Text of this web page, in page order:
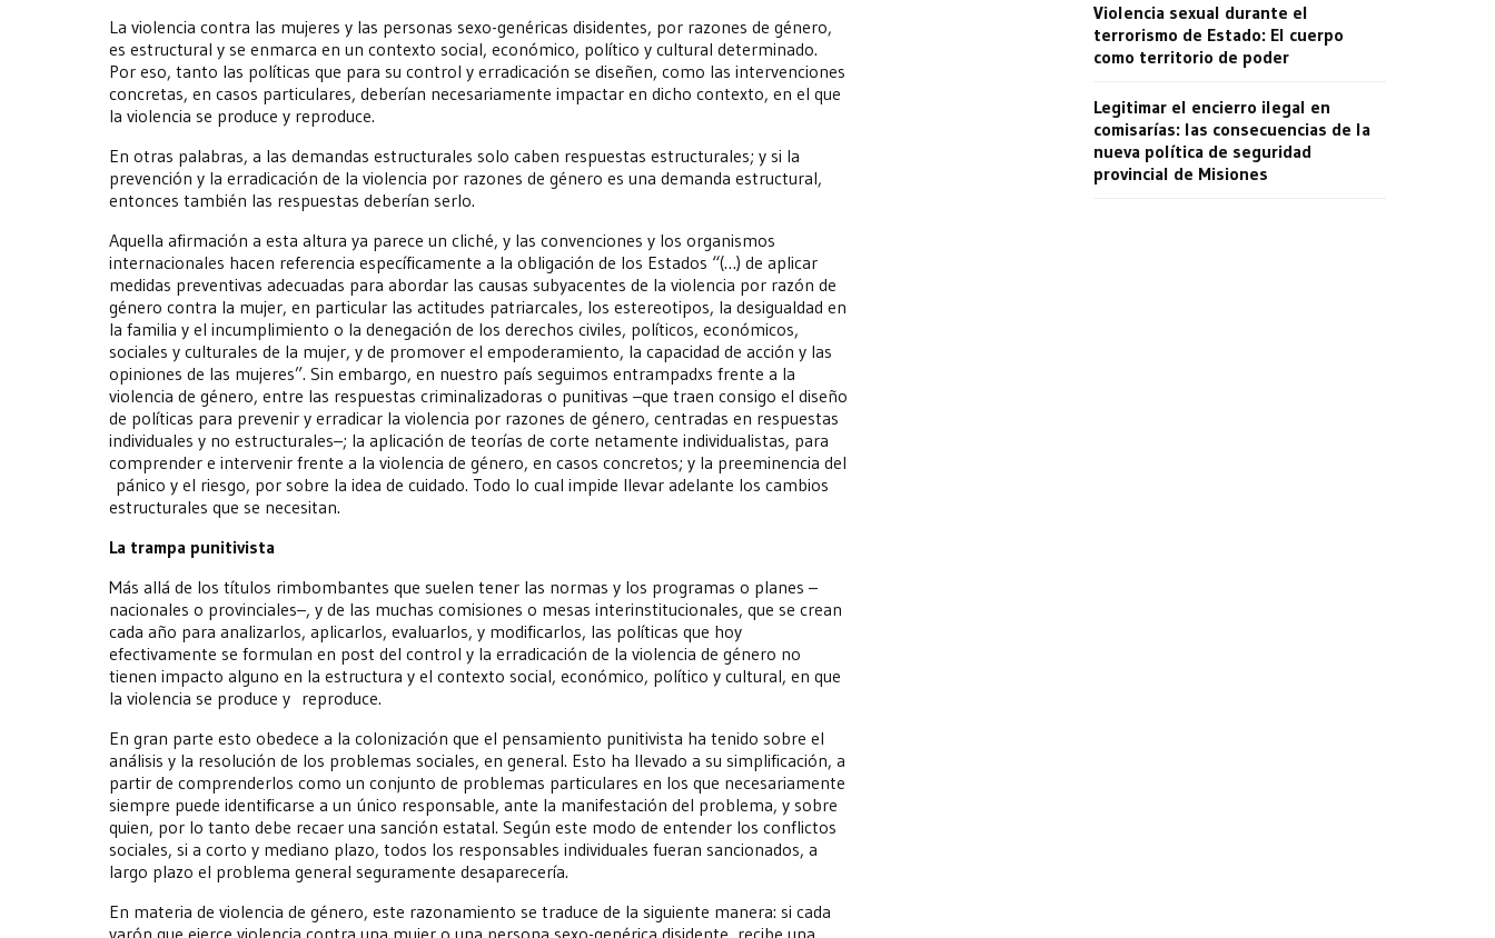
La violencia contra las mujeres y las personas sexo-genéricas disidentes, por razones de género,
es estructural y se enmarca en un contexto social, económico, político y cultural determinado.
Por eso, tanto las políticas que para su control y erradicación se diseñen, como las intervenciones
concretas, en casos particulares, deberían necesariamente impactar en dicho contexto, en el que
la violencia se produce y reproduce.
En otras palabras, a las demandas estructurales solo caben respuestas estructurales; y si la
prevención y la erradicación de la violencia por razones de género es una demanda estructural,
entonces también las respuestas deberían serlo.
Aquella afirmación a esta altura ya parece un cliché, y las convenciones y los organismos
internacionales hacen referencia específicamente a la obligación de los Estados “(…) de aplicar
medidas preventivas adecuadas para abordar las causas subyacentes de la violencia por razón de
género contra la mujer, en particular las actitudes patriarcales, los estereotipos, la desigualdad en
la familia y el incumplimiento o la denegación de los derechos civiles, políticos, económicos,
sociales y culturales de la mujer, y de promover el empoderamiento, la capacidad de acción y las
opiniones de las mujeres”. Sin embargo, en nuestro país seguimos entrampadxs frente a la
violencia de género, entre las respuestas criminalizadoras o punitivas –que traen consigo el diseño
de políticas para prevenir y erradicar la violencia por razones de género, centradas en respuestas
individuales y no estructurales–; la aplicación de teorías de corte netamente individualistas, para
comprender e intervenir frente a la violencia de género, en casos concretos; y la preeminencia del
pánico y el riesgo, por sobre la idea de cuidado. Todo lo cual impide llevar adelante los cambios
estructurales que se necesitan.
La trampa punitivista
Más allá de los títulos rimbombantes que suelen tener las normas y los programas o planes –
nacionales o provinciales–, y de las muchas comisiones o mesas interinstitucionales, que se crean
cada año para analizarlos, aplicarlos, evaluarlos, y modificarlos, las políticas que hoy
efectivamente se formulan en post del control y la erradicación de la violencia de género no
tienen impacto alguno en la estructura y el contexto social, económico, político y cultural, en que
la violencia se produce y reproduce.
En gran parte esto obedece a la colonización que el pensamiento punitivista ha tenido sobre el
análisis y la resolución de los problemas sociales, en general. Esto ha llevado a su simplificación, a
partir de comprenderlos como un conjunto de problemas particulares en los que necesariamente
siempre puede identificarse a un único responsable, ante la manifestación del problema, y sobre
quien, por lo tanto debe recaer una sanción estatal. Según este modo de entender los conflictos
sociales, si a corto y mediano plazo, todos los responsables individuales fueran sancionados, a
largo plazo el problema general seguramente desaparecería.
En materia de violencia de género, este razonamiento se traduce de la siguiente manera: si cada
varón que ejerce violencia contra una mujer o una persona sexo-genérica disidente, recibe una
Violencia sexual durante el
terrorismo de Estado: El cuerpo
como territorio de poder
Legitimar el encierro ilegal en
comisarías: las consecuencias de la
nueva política de seguridad
provincial de Misiones